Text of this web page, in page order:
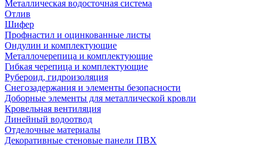
Металлическая водосточная система
Отлив
Шифер
Профнастил и оцинкованные листы
Ондулин и комплектующие
Металлочерепица и комплектующие
Гибкая черепица и комплектующие
Рубероид, гидроизоляция
Снегозадержания и элементы безопасности
Доборные элементы для металлической кровли
Кровельная вентиляция
Линейный водоотвод
Отделочные материалы
Декоративные стеновые панели ПВХ